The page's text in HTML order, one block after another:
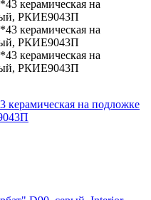
керамическая на подложке